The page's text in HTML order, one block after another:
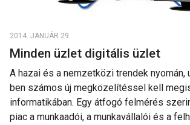
2014. JANUÁR 29.
Minden üzlet digitális üzlet
A hazai és a nemzetközi trendek nyomán,
ben számos új megközelítéssel kell
informatikában. Egy átfogó felmérés
piac a munkaadói, a munkavállalói és a